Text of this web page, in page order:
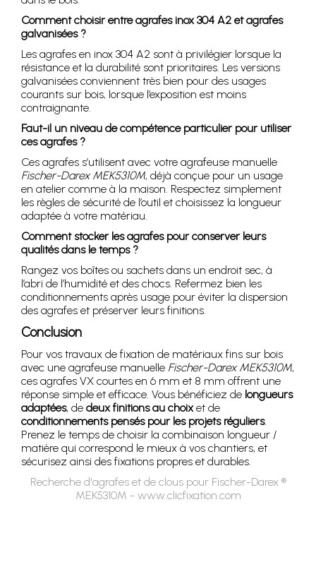
Comment choisir entre agrafes inox 304 A2 et agrafes
galvanisées ?
Les agrafes en inox 304 A2 sont à privilégier lorsque la
résistance et la durabilité sont prioritaires. Les versions
galvanisées conviennent très bien pour des usages
courants sur bois, lorsque l’exposition est moins
contraignante.
Faut-il un niveau de compétence particulier pour utiliser
ces agrafes ?
Ces agrafes s’utilisent avec votre agrafeuse manuelle
Fischer-Darex MEK5310M, déjà conçue pour un usage
en atelier comme à la maison. Respectez simplement
les règles de sécurité de l’outil et choisissez la longueur
adaptée à votre matériau.
Comment stocker les agrafes pour conserver leurs
qualités dans le temps ?
Rangez vos boîtes ou sachets dans un endroit sec, à
l’abri de l’humidité et des chocs. Refermez bien les
conditionnements après usage pour éviter la dispersion
des agrafes et préserver leurs finitions.
Conclusion
Pour vos travaux de fixation de matériaux fins sur bois
avec une agrafeuse manuelle Fischer-Darex MEK5310M,
ces agrafes VX courtes en 6 mm et 8 mm offrent une
réponse simple et efficace. Vous bénéficiez de longueurs
adaptées, de deux finitions au choixet de
conditionnements pensés pour les projets réguliers.
Prenez le temps de choisir la combinaison longueur /
matière qui correspond le mieux à vos chantiers, et
sécurisez ainsi des fixations propres et durables.
Recherche d'agrafes et de clous pour Fischer-Darex ®
MEK5310M - www.clicfixation.com